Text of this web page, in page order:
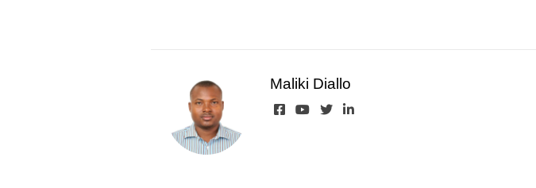
Maliki Diallo